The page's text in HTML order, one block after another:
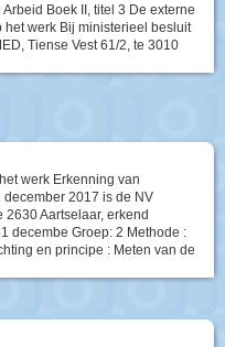
Boek II, titel 3 De externe
werk Bij ministerieel besluit
Tiense Vest 61/2, te 3010
werk Erkenning van
2017 is de NV
2630 Aartselaar, erkend
decembe Groep: 2 Methode :
en principe : Meten van de